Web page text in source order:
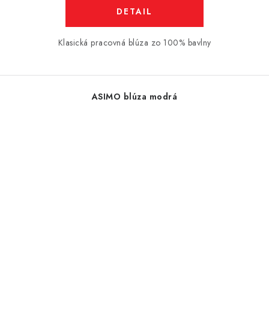
DETAIL
Klasická pracovná blúza zo 100% bavlny
ASIMO blúza modrá